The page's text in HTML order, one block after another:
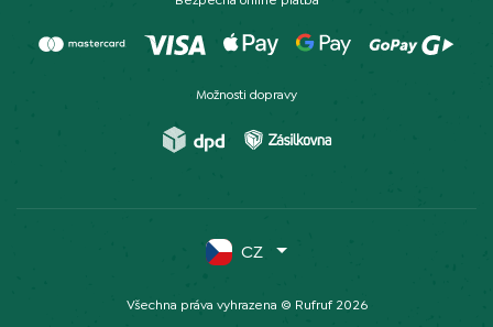
Možnosti dopravy
CZ
Všechna práva vyhrazena © Rufruf 2026